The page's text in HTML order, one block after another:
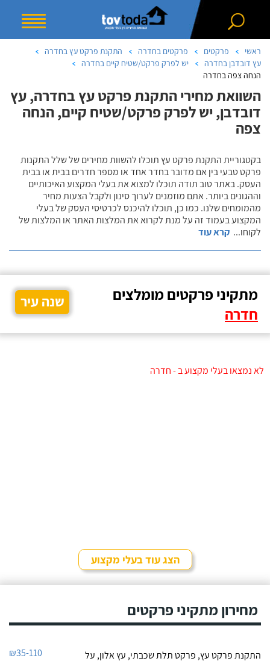
ראשי פרקטים פרקטים בחדרה
התקנת פרקט עץ בחדרה
עץ דובדבן בחדרה
יש לפרק פרקט/שטיח קיים בחדרה
הנחה צפה בחדרה
השוואת מחירי התקנת פרקט עץ בחדרה, עץ
דובדבן, יש לפרק פרקט/שטיח קיים, הנחה
צפה
בקטגוריית התקנת פרקט עץ תוכלו להשוות מחירים של שלל התקנות
פרקט טבעי בין אם מדובר בחדר אחד או מספר חדרים בבית או בבית
העסק. באתר טוב תודה תוכלו למצוא את בעלי המקצוע האיכותיים
וההגונים ביותר. אתם מוזמנים לערוך סינון ולקבל הצעות מחיר
מהמומחים שלנו. כמו כן, תוכלו להיכנס לכרטיסי העסק של בעלי
המקצוע בעמוד זה על מנת לקרוא את המלצות האתר או המלצות של
לקוחו... קרא עוד
מתקיני פרקטים מומלצים
חדרה
שנה עיר
לא נמצאו בעלי מקצוע ב - חדרה
הצג עוד בעלי מקצוע
מחירון מתקיני פרקטים
התקנת פרקט עץ, פרקט תלת שכבתי, עץ אלון, על
₪35-110